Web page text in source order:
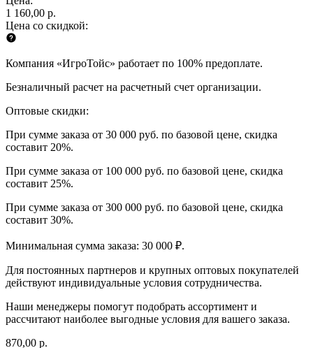
1 160,00 р.
Цена со скидкой:
Компания «ИгроТойс» работает по 100% предоплате.
Безналичный расчет на расчетный счет организации.
Оптовые скидки:
При сумме заказа от 30 000 руб. по базовой цене, скидка
составит 20%.
При сумме заказа от 100 000 руб. по базовой цене, скидка
составит 25%.
При сумме заказа от 300 000 руб. по базовой цене, скидка
составит 30%.
Минимальная сумма заказа: 30 000 ₽.
Для постоянных партнеров и крупных оптовых покупателей
действуют индивидуальные условия сотрудничества.
Наши менеджеры помогут подобрать ассортимент и
рассчитают наиболее выгодные условия для вашего заказа.
870,00 р.